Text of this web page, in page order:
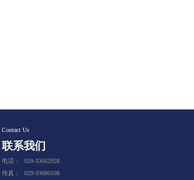
Contact Us
联系我们
电话：
029-33662928
传真：
029-33686108